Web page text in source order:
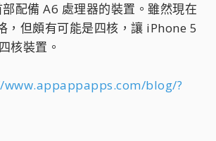
配備 A6 處理器的裝置。雖然現在
，但頗有可能是四核，讓 iPhone 5
核裝置。
blog/?